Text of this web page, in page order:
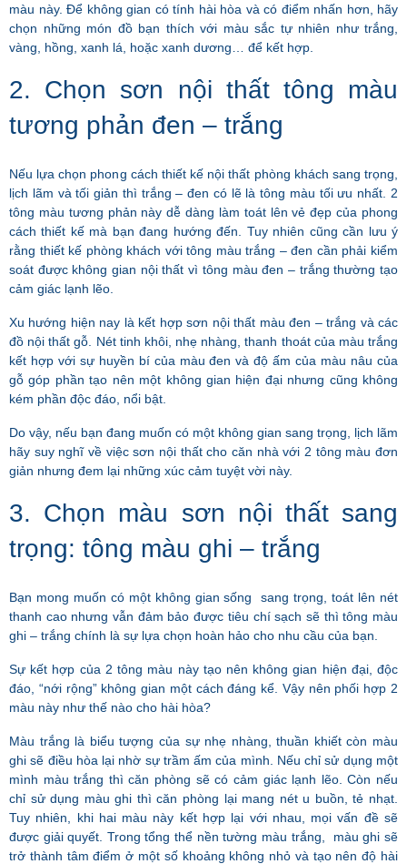
màu này. Để không gian có tính hài hòa và có điểm nhấn hơn, hãy
chọn những món đồ bạn thích với màu sắc tự nhiên như trắng,
vàng, hồng, xanh lá, hoặc xanh dương… để kết hợp.
2. Chọn sơn nội thất tông màu
tương phản đen – trắng
Nếu lựa chọn phong cách thiết kế nội thất phòng khách sang trọng,
lịch lãm và tối giản thì trắng – đen có lẽ là tông màu tối ưu nhất. 2
tông màu tương phản này dễ dàng làm toát lên vẻ đẹp của phong
cách thiết kế mà bạn đang hướng đến. Tuy nhiên cũng cần lưu ý
rằng thiết kế phòng khách với tông màu trắng – đen cần phải kiểm
soát được không gian nội thất vì tông màu đen – trắng thường tạo
cảm giác lạnh lẽo.
Xu hướng hiện nay là kết hợp sơn nội thất màu đen – trắng và các
đồ nội thất gỗ. Nét tinh khôi, nhẹ nhàng, thanh thoát của màu trắng
kết hợp với sự huyền bí của màu đen và độ ấm của màu nâu của
gỗ góp phần tạo nên một không gian hiện đại nhưng cũng không
kém phần độc đáo, nổi bật.
Do vậy, nếu bạn đang muốn có một không gian sang trọng, lịch lãm
hãy suy nghĩ về việc sơn nội thất cho căn nhà với 2 tông màu đơn
giản nhưng đem lại những xúc cảm tuyệt vời này.
3. Chọn màu sơn nội thất sang
trọng: tông màu ghi – trắng
Bạn mong muốn có một không gian sống sang trọng, toát lên nét
thanh cao nhưng vẫn đảm bảo được tiêu chí sạch sẽ thì tông màu
ghi – trắng chính là sự lựa chọn hoàn hảo cho nhu cầu của bạn.
Sự kết hợp của 2 tông màu này tạo nên không gian hiện đại, độc
đáo, “nới rộng” không gian một cách đáng kể. Vậy nên phối hợp 2
màu này như thế nào cho hài hòa?
Màu trắng là biểu tượng của sự nhẹ nhàng, thuần khiết còn màu
ghi sẽ điều hòa lại nhờ sự trầm ấm của mình. Nếu chỉ sử dụng một
mình màu trắng thì căn phòng sẽ có cảm giác lạnh lẽo. Còn nếu
chỉ sử dụng màu ghi thì căn phòng lại mang nét u buồn, tẻ nhạt.
Tuy nhiên, khi hai màu này kết hợp lại với nhau, mọi vấn đề sẽ
được giải quyết. Trong tổng thể nền tường màu trắng, màu ghi sẽ
trở thành tâm điểm ở một số khoảng không nhỏ và tạo nên độ hài